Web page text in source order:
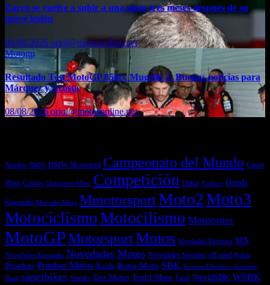
Zarco se vuelve a subir a una moto tres meses después de su
grave lesión
08/08/2026 oriol@motosonline.net
Motogp
Resultado Test MotoGP 850cc Mugello 2: Buenas noticias para
Márquez y Acosta
08/08/2026oriol@motosonline.net
Acerbis BMW BMW Motorrad Campeonato del Mundo Casco
Moto Cascos Chaquetas Moto Competición Dakar Enduro Honda
Kawasaki Mercado Moto MmotorsportMoto2Moto3
MotociclismoMotocilismo Motocross
MotoGPMotorsportMotos Movilidad Eléctrica MX
Novedades Kawasaki Novedades Motos Novedades Scooters off-road Polini
Pruebas Pruebas Motos Raids Ropa Moto SBK Scooter Eléctrico Scooters
Shad superbikes Suzuki Test Motos Textil Moto Trial WorldSBK WSBK